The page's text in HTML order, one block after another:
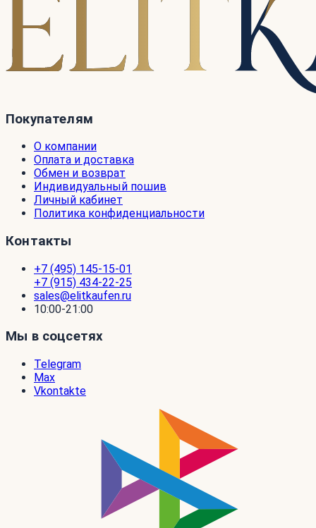
Покупателям
О компании
Оплата и доставка
Обмен и возврат
Индивидуальный пошив
Личный кабинет
Политика конфиденциальности
Контакты
+7 (495) 145-15-01
+7 (915) 434-22-25
sales@elitkaufen.ru
10:00-21:00
Мы в соцсетях
Telegram
Max
Vkontakte